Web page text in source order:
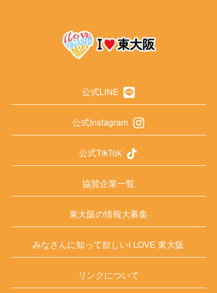
公式LINE
公式Instagram
公式TikTok
協賛企業一覧
東大阪の情報大募集
みなさんに知って欲しいI LOVE 東大阪
リンクについて